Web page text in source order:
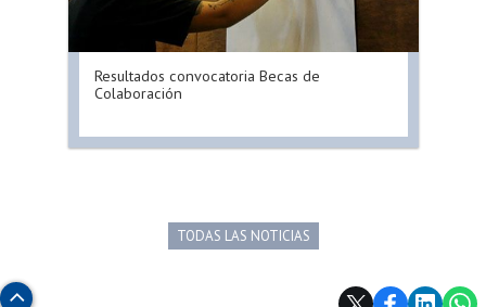
Resultados convocatoria Becas de
Colaboración
TODAS LAS NOTICIAS
Subir